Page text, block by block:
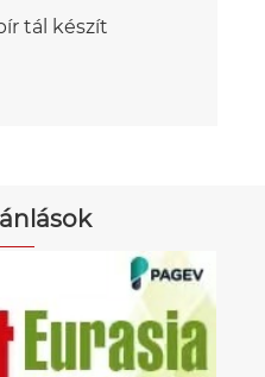
tál készít